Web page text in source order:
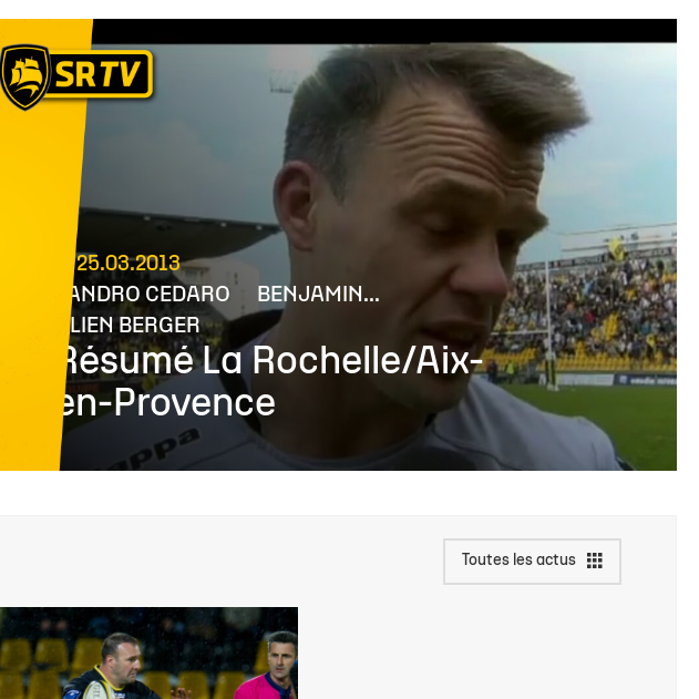
25.03.2013
LEANDRO CEDARO
BENJAMIN...
JULIEN BERGER
Résumé La Rochelle/Aix-
en-Provence
Toutes les actus